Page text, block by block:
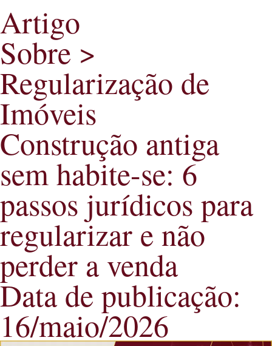
Artigo
Sobre >
Regularização de
Imóveis
Construção antiga
sem habite-se: 6
passos jurídicos para
regularizar e não
perder a venda
Data de publicação:
16/maio/2026